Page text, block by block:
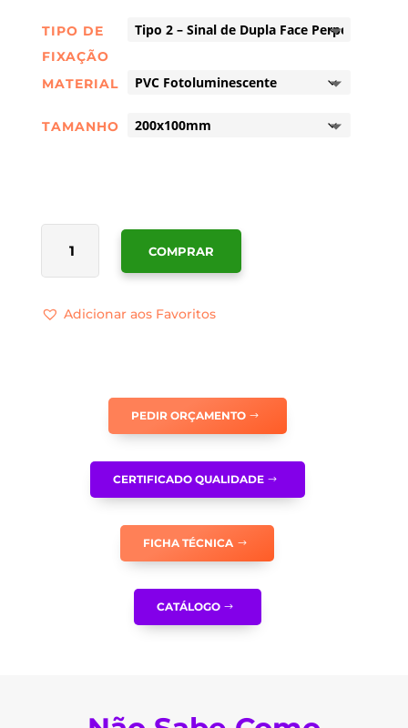
TIPO DE
FIXAÇÃO
MATERIAL
TAMANHO
QUANTIDADE
SINALÉTICA
DE
PORTA
COMPRAR
Adicionar aos Favoritos
PEDIR ORÇAMENTO
CERTIFICADO QUALIDADE
FICHA TÉCNICA
CATÁLOGO